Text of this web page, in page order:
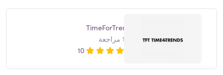
TimeForTrends
10